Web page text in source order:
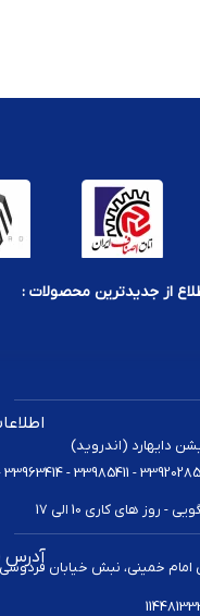
بلکه مزایای زیادی برای
می‌توانید کنترلر خود را بدون
داشت. برخلاف کنترلرهایی
کنترلر به سوکت شارژ است.
شارژ می‌شود. این امر
شما می‌توانید از آن‌ها برای
از جدیدترین محصولات :
دایهارد (اندروید)
روز های کاری 10 الی 17
آدرسامام خمینی، نبش خیابان